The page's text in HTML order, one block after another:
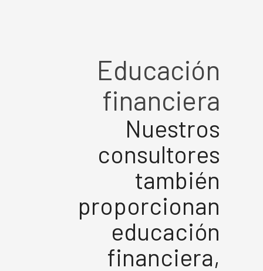
Educación
financiera
Nuestros
consultores
también
proporcionan
educación
financiera,